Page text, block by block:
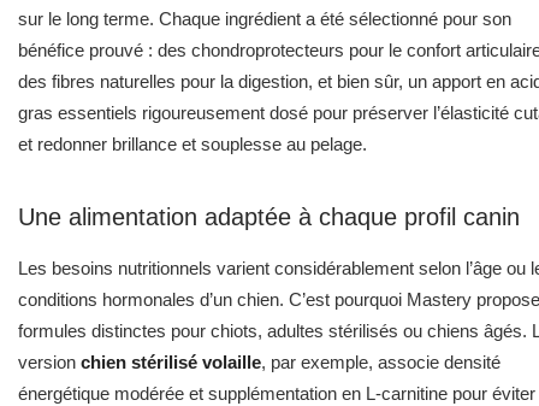
sur le long terme. Chaque ingrédient a été sélectionné pour son
bénéfice prouvé : des chondroprotecteurs pour le confort
des fibres naturelles pour la digestion, et bien sûr, un apport en
gras essentiels rigoureusement dosé pour préserver l’élasticité
et redonner brillance et souplesse au pelage.
Une alimentation adaptée à chaque profil canin
Les besoins nutritionnels varient considérablement selon l’âge ou
conditions hormonales d’un chien. C’est pourquoi Mastery
formules distinctes pour chiots, adultes stérilisés ou chiens âgés.
version chien stérilisé volaille, par exemple, associe densité
énergétique modérée et supplémentation en L-carnitine pour éviter